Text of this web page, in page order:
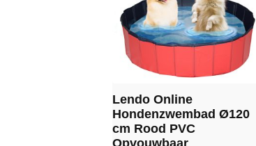
Lendo Online
Hondenzwembad Ø120
cm Rood PVC
Opvouwbaar